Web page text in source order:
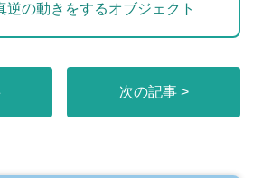
逆の動きをするオブジェクト
次の記事 >